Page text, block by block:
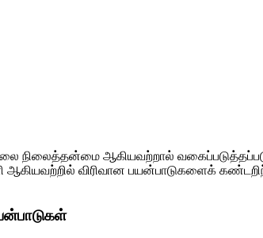
நிலைத்தன்மை ஆகியவற்றால்
விரிவான பயன்பாடுகளைக்